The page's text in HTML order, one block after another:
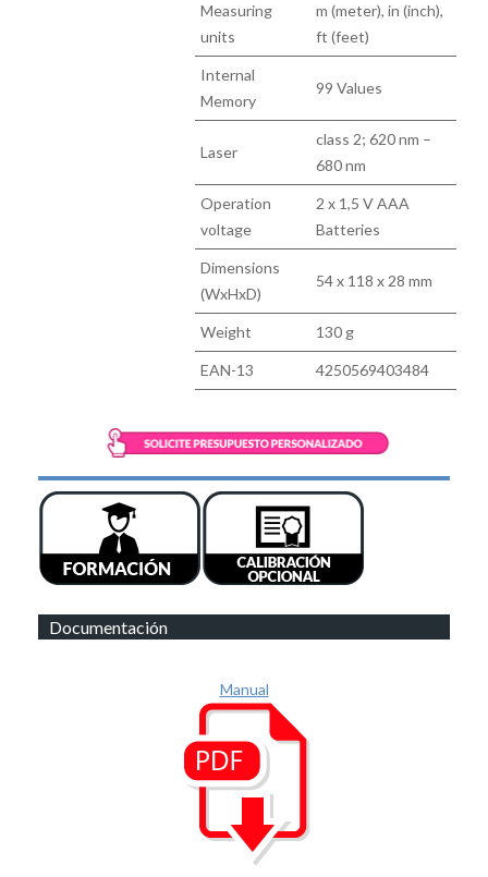
Measuring
units
m (meter), in (inch),
ft (feet)
Internal
Memory
99 Values
Laser
class 2; 620 nm –
680 nm
Operation
voltage
2 x 1,5 V AAA
Batteries
Dimensions
(WxHxD)
54 x 118 x 28 mm
Weight 130 g
EAN-13 4250569403484
Documentación
Manual